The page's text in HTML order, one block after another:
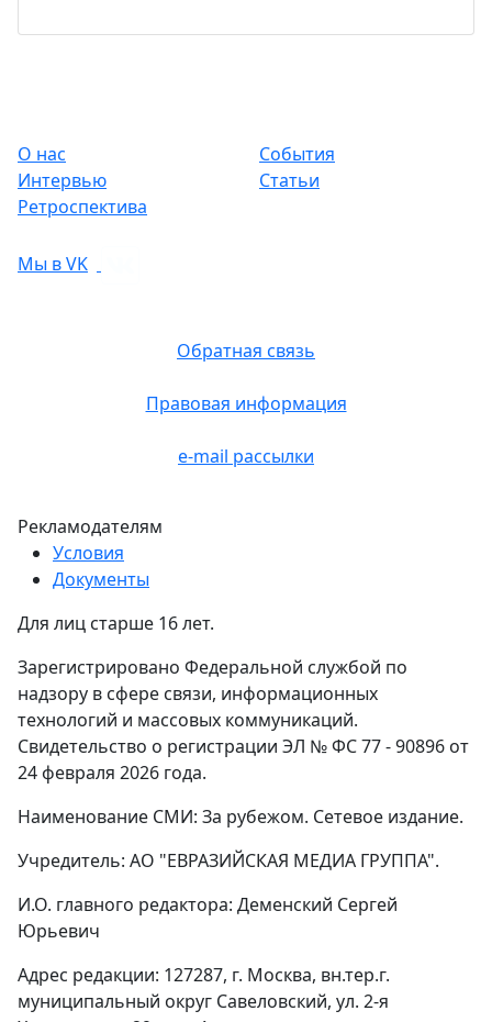
О нас
События
Интервью
Статьи
Ретроспектива
Мы в VK
Рекламодателям
Условия
Документы
Обратная связь
Правовая информация
e-mail рассылки
Для лиц старше 16 лет.
Зарегистрировано Федеральной службой по
надзору в сфере связи, информационных
технологий и массовых коммуникаций.
Свидетельство о регистрации ЭЛ № ФС 77 - 90896 от
24 февраля 2026 года.
Наименование СМИ: За рубежом. Сетевое издание.
Учредитель: АО "ЕВРАЗИЙСКАЯ МЕДИА ГРУППА".
И.О. главного редактора: Деменский Сергей
Юрьевич
Адрес редакции: 127287, г. Москва, вн.тер.г.
муниципальный округ Савеловский, ул. 2-я